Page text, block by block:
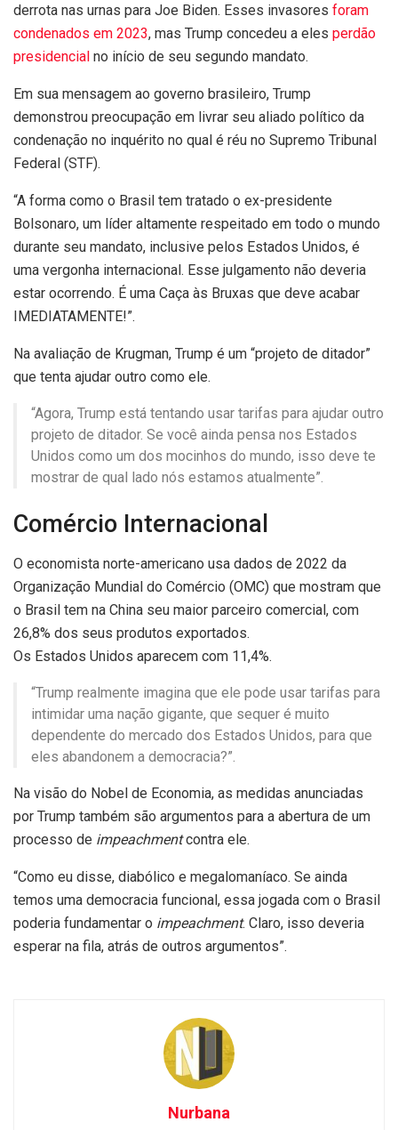
derrota nas urnas para Joe Biden. Esses invasores foram
condenados em 2023, mas Trump concedeu a eles perdão
presidencial no início de seu segundo mandato.
Em sua mensagem ao governo brasileiro, Trump
demonstrou preocupação em livrar seu aliado político da
condenação no inquérito no qual é réu no Supremo Tribunal
Federal (STF).
“A forma como o Brasil tem tratado o ex-presidente
Bolsonaro, um líder altamente respeitado em todo o mundo
durante seu mandato, inclusive pelos Estados Unidos, é
uma vergonha internacional. Esse julgamento não deveria
estar ocorrendo. É uma Caça às Bruxas que deve acabar
IMEDIATAMENTE!”.
Na avaliação de Krugman, Trump é um “projeto de ditador”
que tenta ajudar outro como ele.
“Agora, Trump está tentando usar tarifas para ajudar outro
projeto de ditador. Se você ainda pensa nos Estados
Unidos como um dos mocinhos do mundo, isso deve te
mostrar de qual lado nós estamos atualmente”.
Comércio Internacional
O economista norte-americano usa dados de 2022 da
Organização Mundial do Comércio (OMC) que mostram que
o Brasil tem na China seu maior parceiro comercial, com
26,8% dos seus produtos exportados.
Os Estados Unidos aparecem com 11,4%.
“Trump realmente imagina que ele pode usar tarifas para
intimidar uma nação gigante, que sequer é muito
dependente do mercado dos Estados Unidos, para que
eles abandonem a democracia?”.
Na visão do Nobel de Economia, as medidas anunciadas
por Trump também são argumentos para a abertura de um
processo de impeachmentcontra ele.
“Como eu disse, diabólico e megalomaníaco. Se ainda
temos uma democracia funcional, essa jogada com o Brasil
poderia fundamentar o impeachment. Claro, isso deveria
esperar na fila, atrás de outros argumentos”.
Nurbana